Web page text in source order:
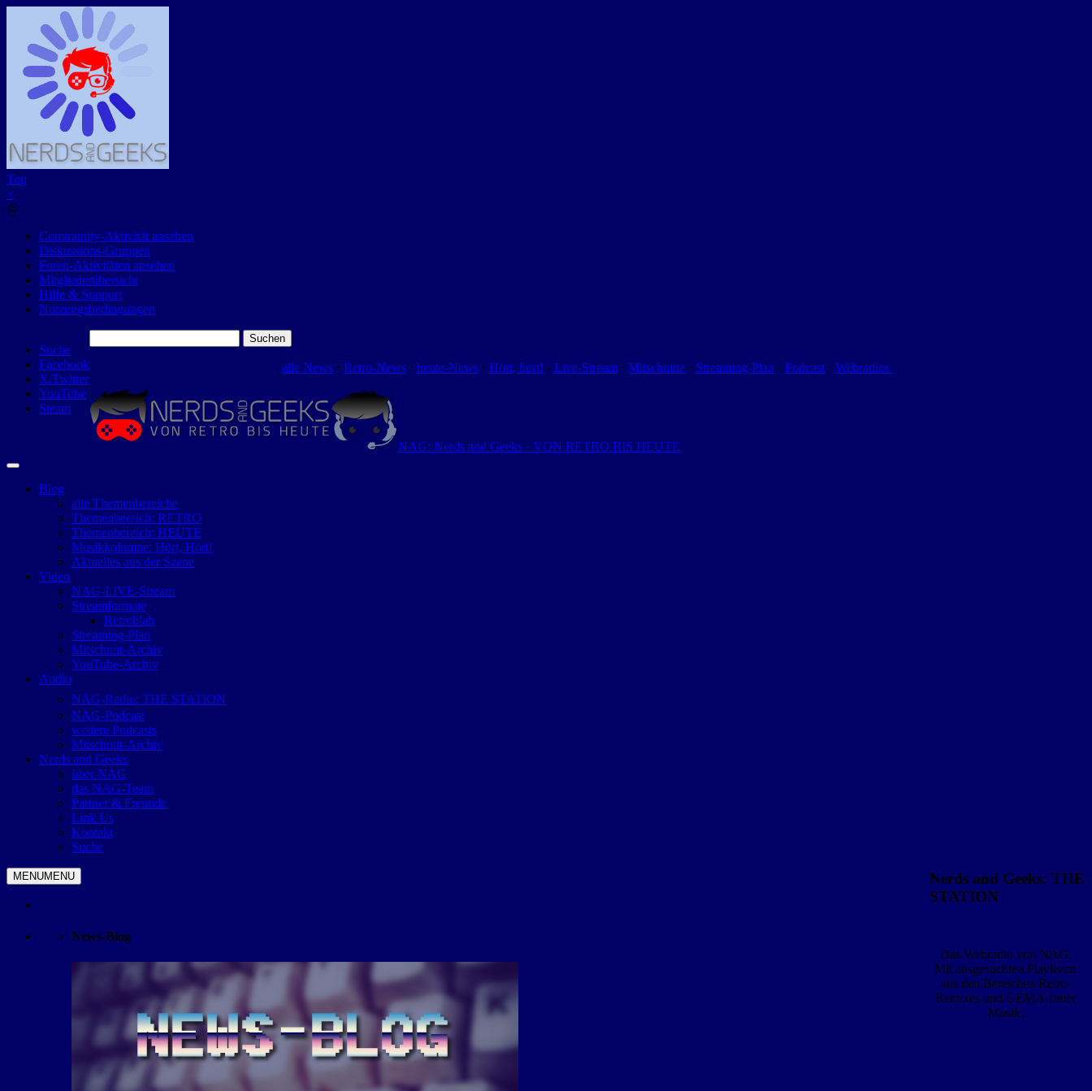
Top
×
@
Community-Aktivität ansehen
Diskussions-Gruppen
Foren-Aktivitäten ansehen
Mitgliederübersicht
Hilfe & Support
Nutzungsbedingungen
Suche
Facebook
X/Twitter
YouTube
Steam
nach:
alle News ⋅ Retro-News ⋅ heute-News ⋅ Hört, hört! - Live-Stream ⋅ Mitschnitte ⋅ Streaming-Plan ⋅ Podcast ⋅ Webradios
NAG: Nerds and Geeks · VON RETRO BIS HEUTE
Blog
alle Themenbereiche
Themenbereich: RETRO
Themenbereich: HEUTE
Musikkolumne: Hört, Hört!
Aktuelles aus der Szene
Video
NAG-LIVE-Stream
Streamformate
Retroblah
Streaming-Plan
Mitschnitt-Archiv
YouTube-Archiv
Audio
NAG-Radio: THE STATION
NAG-Podcast
weitere Podcasts
Mitschnitt-Archiv
Nerds and Geeks
über NAG
das NAG-Team
Partner & Freunde
Link Us
Kontakt
Suche
MENUMENU
News-Blog
Nerds and Geeks: THE
STATION
Das Webradio von NAG.
Mit ausgesuchten Playlisten
aus den Bereichen Retro-
Remixes und GEMA-freier
Musik.